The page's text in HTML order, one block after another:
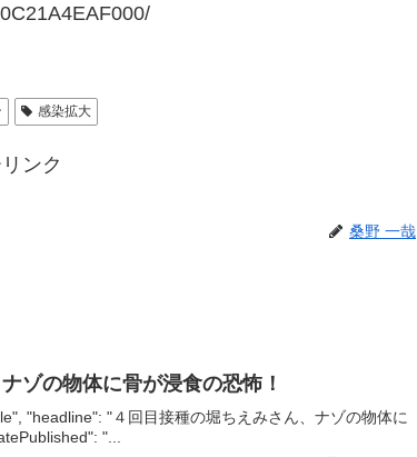
感染拡大
ンク
桑野 一哉
ゾの物体に骨が浸食の恐怖！
"headline": "４回目接種の堀ちえみさん、ナゾの物体に
"...